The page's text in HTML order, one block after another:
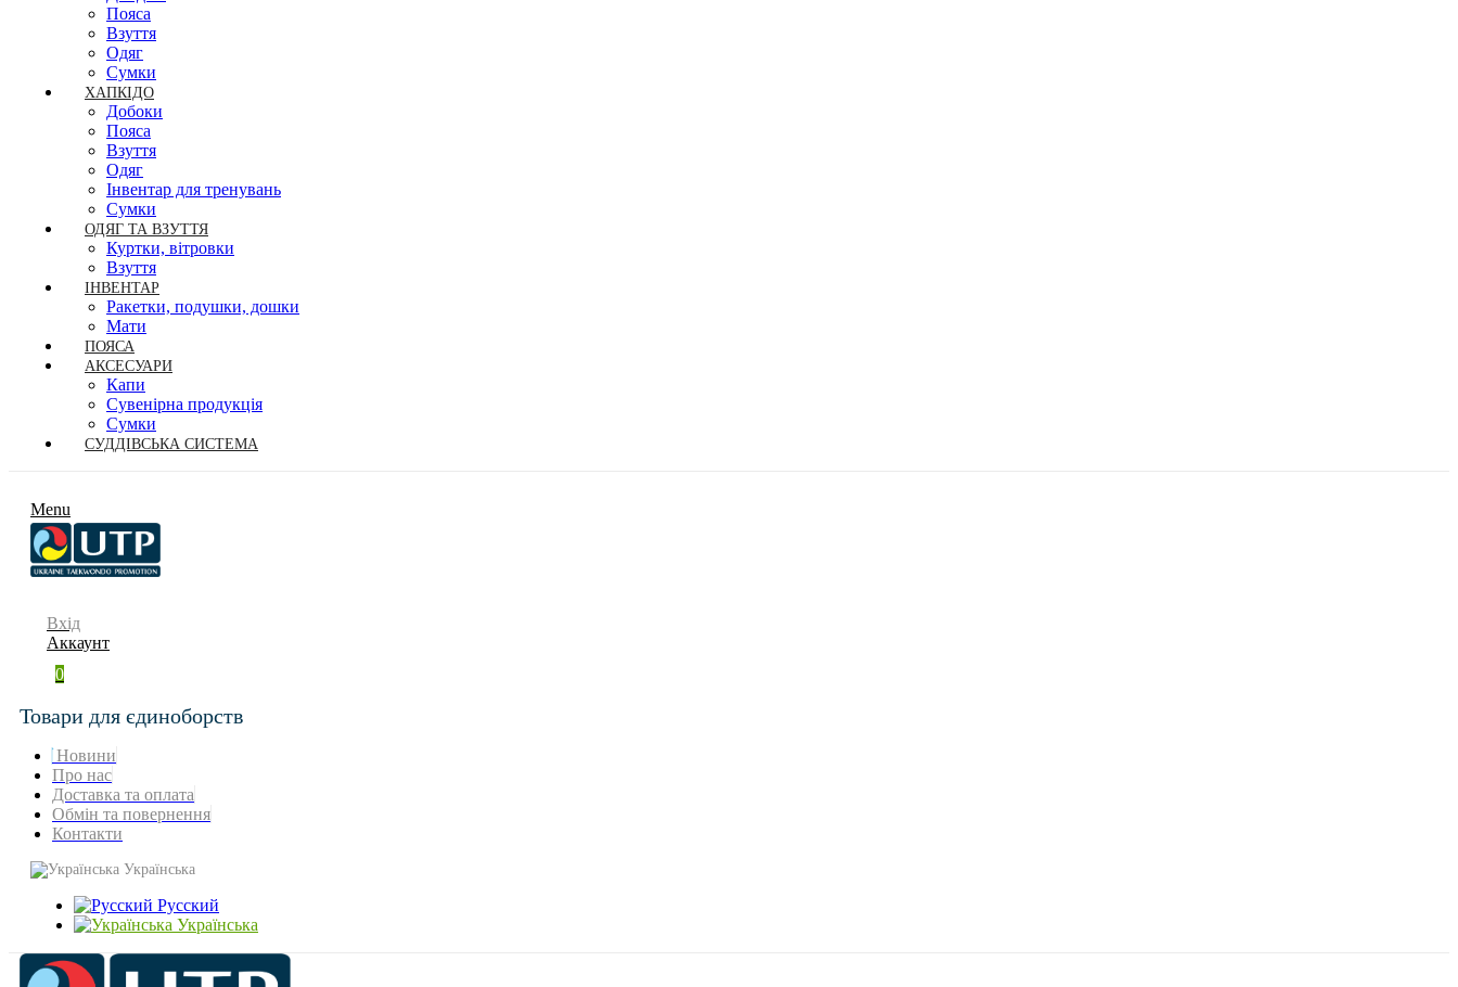
Пояса
Взуття
Одяг
Сумки
ХАПКІДО
Добоки
Пояса
Взуття
Одяг
Інвентар для тренувань
Сумки
ОДЯГ ТА ВЗУТТЯ
Куртки, вітровки
Взуття
ІНВЕНТАР
Ракетки, подушки, дошки
Мати
ПОЯСА
АКСЕСУАРИ
Капи
Сувенірна продукція
Сумки
СУДДІВСЬКА СИСТЕМА
Menu
Вхід
Аккаунт
0
Товари для єдиноборств
Новини
Про нас
Доставка та оплата
Обмін та повернення
Контакти
Українська
Русский
Українська